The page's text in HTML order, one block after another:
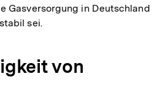
Gasversorgung in Deutschland
sei.
von